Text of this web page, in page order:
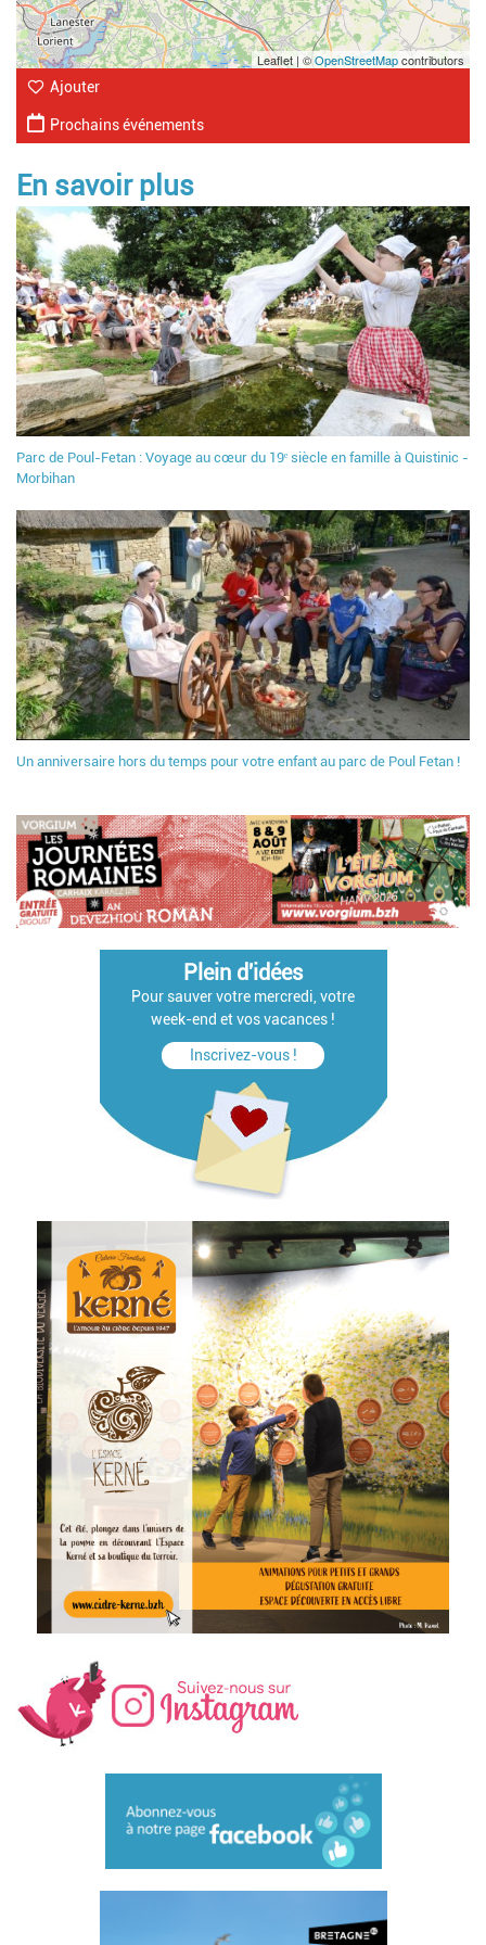
Leaflet | ©OpenStreetMapcontributors
Ajouter
Prochains événements
En savoir plus
Parc de Poul-Fetan : Voyage au cœur du 19ᵉ siècle en famille à Quistinic -
Morbihan
Un anniversaire hors du temps pour votre enfant au parc de Poul Fetan !
Plein d'idées
Pour sauver votre mercredi, votre
week-end et vos vacances !
Inscrivez-vous !